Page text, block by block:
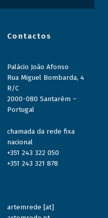
Contactos
Palácio João Afonso
Rua Miguel Bombarda, 4
R/C
2000-080 Santarém –
Portugal
chamada da rede fixa
nacional
+351 243 322 050
+351 243 321 878
artemrede [at]